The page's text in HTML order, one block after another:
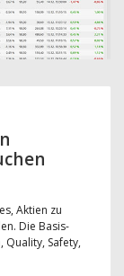
Aktien zu
Die Basis-
Quality, Safety,